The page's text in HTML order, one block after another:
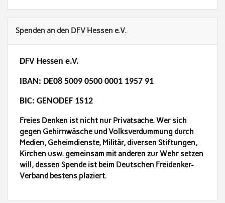
Spenden an den DFV Hessen e.V.
DFV Hessen e.V.
IBAN: DE08 5009 0500 0001 1957 91
BIC: GENODEF 1S12
Freies Denken ist nicht nur Privatsache. Wer sich
gegen Gehirnwäsche und Volksverdummung durch
Medien, Geheimdienste, Militär, diversen Stiftungen,
Kirchen usw. gemeinsam mit anderen zur Wehr setzen
will, dessen Spende ist beim Deutschen Freidenker-
Verband bestens plaziert.